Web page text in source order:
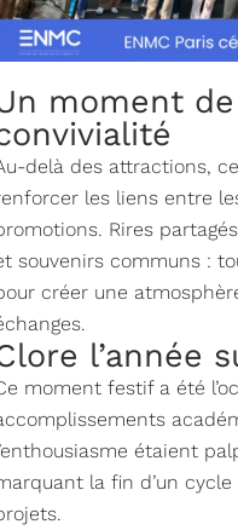
moment
delà des attractions,
les liens entre
Rires
souvenirs communs :
créer une
l’année
moment festif a été
étaient
la fin d’un cycle